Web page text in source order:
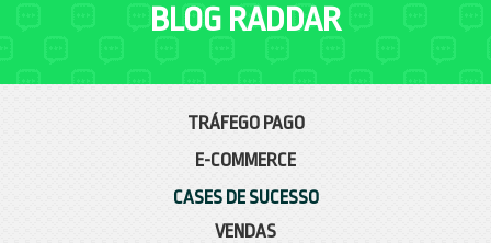
BLOG RADDAR
TRÁFEGO PAGO
E-COMMERCE
CASES DE SUCESSO
VENDAS